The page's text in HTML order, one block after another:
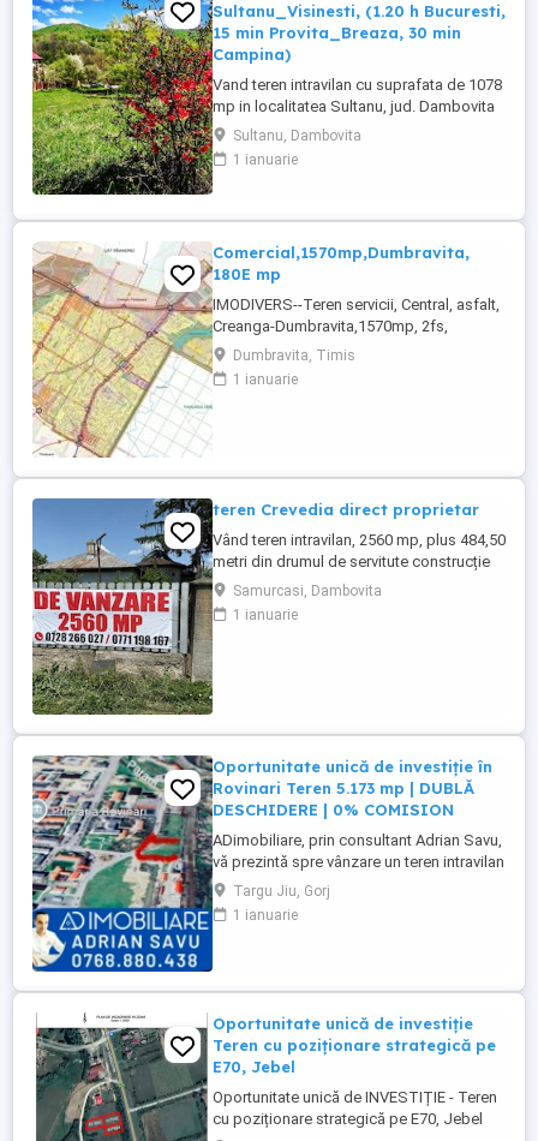
Sultanu_Visinesti, (1.20 h Bucuresti,
15 min Provita_Breaza, 30 min
Campina)
Vand teren intravilan cu suprafata de 1078
mp in localitatea Sultanu, jud. Dambovita
Este poziționat ideal cu vedere
panoramica si ieșire directă la pădure.
Toata suprafata de 1078 mp se afla in
Sultanu, Dambovita
1 ianuarie
Comercial,1570mp,Dumbravita,
180E mp
IMODIVERS--Teren servicii, Central, asfalt,
Creanga-Dumbravita,1570mp, 2fs,
282.600E
Dumbravita, Timis
1 ianuarie
teren Crevedia direct proprietar
Vând teren intravilan, 2560 mp, plus 484,50
metri din drumul de servitute construcție
pe teren, utilități, ieșire la lac, stradal,
deschidere 19,47 m la strada, Zona este
liniștită, în apropiere este un Mega Image
Samurcasi, Dambovita
1 ianuarie
Oportunitate unică de investiție în
Rovinari Teren 5.173 mp | DUBLĂ
DESCHIDERE | 0% COMISION
ADimobiliare, prin consultant Adrian Savu,
vă prezintă spre vânzare un teren intravilan
cu potențial ridicat rezidențial, comercial
și industrial, situat strategic în orașul
Rovinari, pe Strada Constructorilor (zona
...
Targu Jiu, Gorj
1 ianuarie
Oportunitate unică de investiție
Teren cu poziționare strategică pe
E70, Jebel
Oportunitate unică de INVESTIȚIE - Teren
cu poziționare strategică pe E70, Jebel